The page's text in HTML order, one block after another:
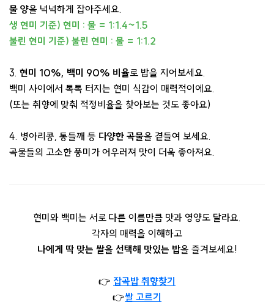
물 양을 넉넉하게 잡아주세요.
생 현미 기준) 현미 : 물 = 1:1.4~1.5
불린 현미 기준) 불린 현미 : 물 = 1:1.2
3. 현미 10%, 백미 90% 비율로 밥을 지어보세요.
백미 사이에서 톡톡 터지는 현미 식감이 매력적이에요.
(또는 취향에 맞춰 적정비율을 찾아보는 것도 좋아요)
4. 병아리콩, 통들깨 등 다양한 곡물을 곁들여 보세요.
곡물들의 고소한 풍미가 어우러져 맛이 더욱 좋아져요.
현미와 백미는 서로 다른 이름만큼 맛과 영양도 달라요.
각자의 매력을 이해하고
나에게 딱 맞는 쌀을 선택해 맛있는 밥을 즐겨보세요!
👉 잡곡밥 취향찾기
👉쌀 고르기